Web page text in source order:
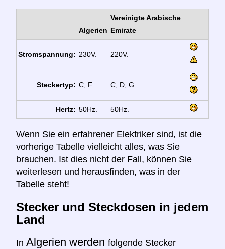
Algerien
Vereinigte Arabische
Emirate
Stromspannung: 230V. 220V.
Steckertyp: C, F. C, D, G.
Hertz: 50Hz. 50Hz.
Wenn Sie ein erfahrener Elektriker sind, ist die
vorherige Tabelle vielleicht alles, was Sie
brauchen. Ist dies nicht der Fall, können Sie
weiterlesen und herausfinden, was in der
Tabelle steht!
Stecker und Steckdosen in jedem
Land
In Algerien werden folgende Stecker